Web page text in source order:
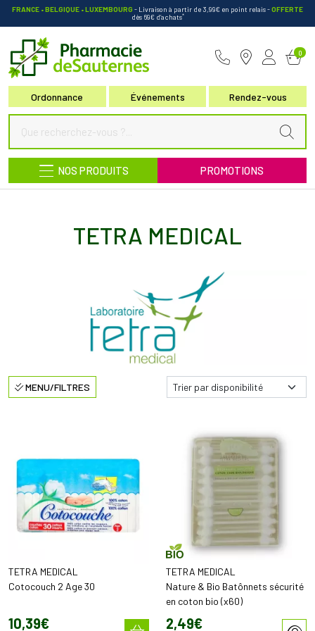
FRANCE • BELGIQUE • LUXEMBOURG - Livraison à partir de 3,99€ en point relais-OFFERTE
dès 69€ d’achats*
Ordonnance Événements Rendez-vous
0
NOS PRODUITS PROMOTIONS
TETRA MEDICAL
MENU/FILTRES
TETRA MEDICAL
Cotocouch 2 Age 30
10,39€
TETRA MEDICAL
Nature & Bio Batônnets sécurité
en coton bio (x60)
2,49€